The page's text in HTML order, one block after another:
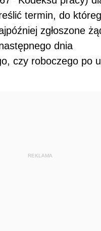
termin, do
zgłoszone
dnia
czy roboczego po
REKLAMA